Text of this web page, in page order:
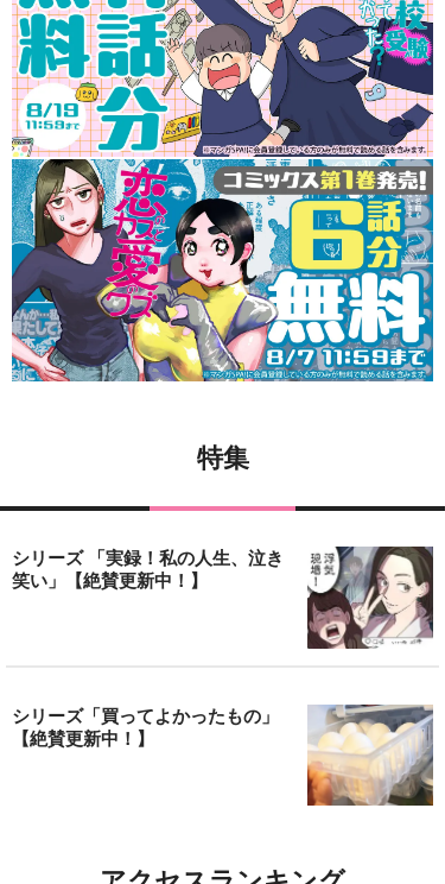
特集
シリーズ 「実録！私の人生、泣き
笑い」【絶賛更新中！】
シリーズ「買ってよかったもの」
【絶賛更新中！】